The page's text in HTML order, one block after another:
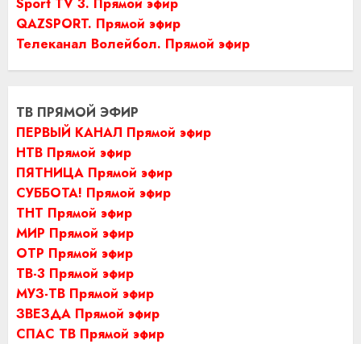
QAZSPORT. Прямой эфир
Телеканал Волейбол. Прямой эфир
ТВ ПРЯМОЙ ЭФИР
ПЕРВЫЙ КАНАЛ Прямой эфир
НТВ Прямой эфир
ПЯТНИЦА Прямой эфир
СУББОТА! Прямой эфир
ТНТ Прямой эфир
МИР Прямой эфир
ОТР Прямой эфир
ТВ-3 Прямой эфир
МУЗ-ТВ Прямой эфир
ЗВЕЗДА Прямой эфир
СПАС ТВ Прямой эфир